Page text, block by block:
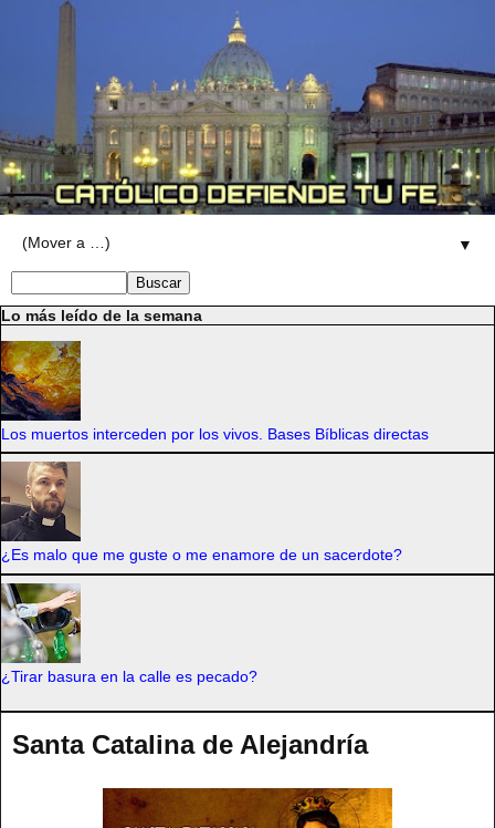
▼
Lo más leído de la semana
Los muertos interceden por los vivos. Bases Bíblicas directas
¿Es malo que me guste o me enamore de un sacerdote?
¿Tirar basura en la calle es pecado?
Santa Catalina de Alejandría